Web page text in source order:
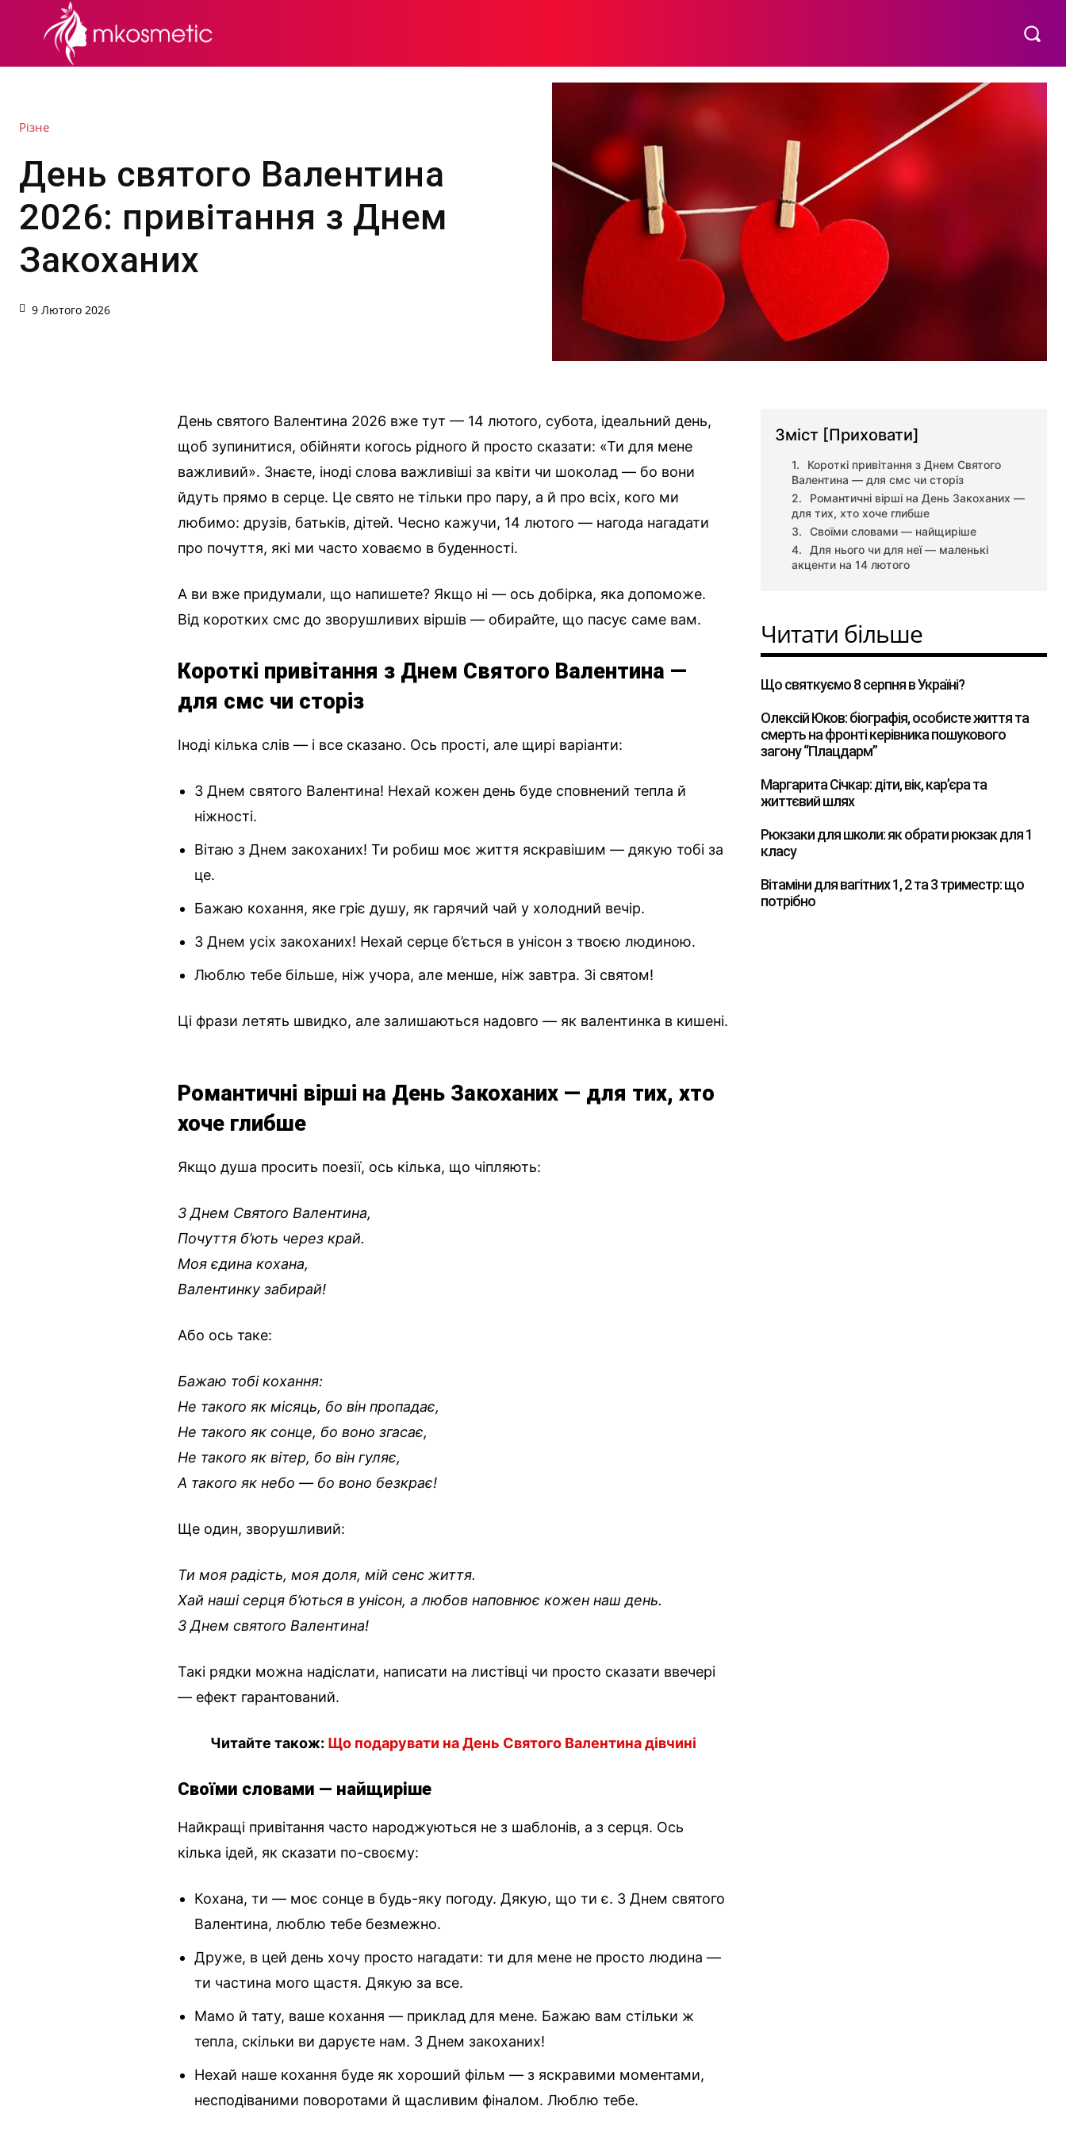
Різне
День святого Валентина
2026: привітання з Днем
Закоханих
9 Лютого 2026
День святого Валентина 2026 вже тут — 14 лютого, субота, ідеальний день,
щоб зупинитися, обійняти когось рідного й просто сказати: «Ти для мене
важливий». Знаєте, іноді слова важливіші за квіти чи шоколад — бо вони
йдуть прямо в серце. Це свято не тільки про пару, а й про всіх, кого ми
любимо: друзів, батьків, дітей. Чесно кажучи, 14 лютого — нагода нагадати
про почуття, які ми часто ховаємо в буденності.
А ви вже придумали, що напишете? Якщо ні — ось добірка, яка допоможе.
Від коротких смс до зворушливих віршів — обирайте, що пасує саме вам.
Короткі привітання з Днем Святого Валентина —
для смс чи сторіз
Іноді кілька слів — і все сказано. Ось прості, але щирі варіанти:
З Днем святого Валентина! Нехай кожен день буде сповнений тепла й
ніжності.
Вітаю з Днем закоханих! Ти робиш моє життя яскравішим — дякую тобі за
це.
Бажаю кохання, яке гріє душу, як гарячий чай у холодний вечір.
З Днем усіх закоханих! Нехай серце б’ється в унісон з твоєю людиною.
Люблю тебе більше, ніж учора, але менше, ніж завтра. Зі святом!
Ці фрази летять швидко, але залишаються надовго — як валентинка в кишені.
Романтичні вірші на День Закоханих — для тих, хто
хоче глибше
Якщо душа просить поезії, ось кілька, що чіпляють:
З Днем Святого Валентина,
Почуття б’ють через край.
Моя єдина кохана,
Валентинку забирай!
Або ось таке:
Бажаю тобі кохання:
Не такого як місяць, бо він пропадає,
Не такого як сонце, бо воно згасає,
Не такого як вітер, бо він гуляє,
А такого як небо — бо воно безкрає!
Ще один, зворушливий:
Ти моя радість, моя доля, мій сенс життя.
Хай наші серця б’ються в унісон, а любов наповнює кожен наш день.
З Днем святого Валентина!
Такі рядки можна надіслати, написати на листівці чи просто сказати ввечері
— ефект гарантований.
Читайте також: Що подарувати на День Святого Валентина дівчині
Своїми словами — найщиріше
Найкращі привітання часто народжуються не з шаблонів, а з серця. Ось
кілька ідей, як сказати по-своєму:
Кохана, ти — моє сонце в будь-яку погоду. Дякую, що ти є. З Днем святого
Валентина, люблю тебе безмежно.
Друже, в цей день хочу просто нагадати: ти для мене не просто людина —
ти частина мого щастя. Дякую за все.
Мамо й тату, ваше кохання — приклад для мене. Бажаю вам стільки ж
тепла, скільки ви даруєте нам. З Днем закоханих!
Нехай наше кохання буде як хороший фільм — з яскравими моментами,
несподіваними поворотами й щасливим фіналом. Люблю тебе.
Зміст [Приховати]
Короткі привітання з Днем Святого
Валентина — для смс чи сторіз
Романтичні вірші на День Закоханих —
для тих, хто хоче глибше
Своїми словами — найщиріше
Для нього чи для неї — маленькі
акценти на 14 лютого
Читати більше
Що святкуємо 8 серпня в Україні?
Олексій Юков: біографія, особисте життя та
смерть на фронті керівника пошукового
загону “Плацдарм”
Маргарита Січкар: діти, вік, кар’єра та
життєвий шлях
Рюкзаки для школи: як обрати рюкзак для 1
класу
Вітаміни для вагітних 1, 2 та 3 триместр: що
потрібно